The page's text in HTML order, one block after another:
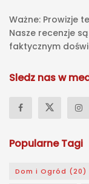
Ważne: Prowizje
Nasze recenzje
faktycznym
Sledz nas w
Popularne Tagi
Dom i Ogród (20)